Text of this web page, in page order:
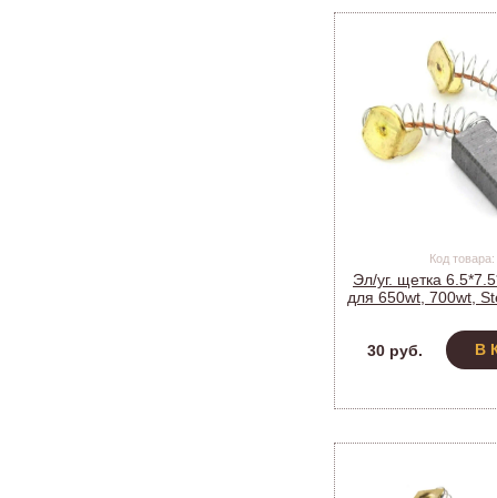
Код
Эл/уг. щетка
для 650wt, 700wt,
30 руб.
В